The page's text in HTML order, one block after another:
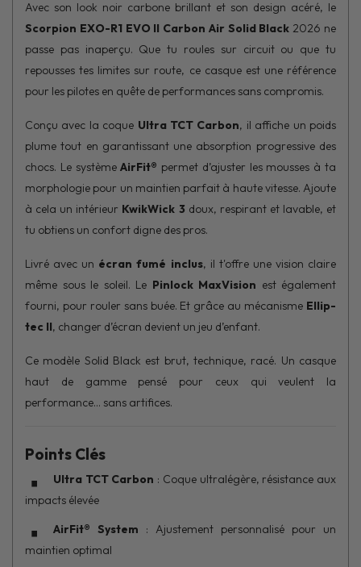
Avec son look noir carbone brillant et son design acéré, le
Scorpion EXO-R1 EVO II Carbon Air Solid Black 2026 ne
passe pas inaperçu. Que tu roules sur circuit ou que tu
repousses tes limites sur route, ce casque est une référence
pour les pilotes en quête de performances sans compromis.
Conçu avec la coque Ultra TCT Carbon, il affiche un poids
plume tout en garantissant une absorption progressive des
chocs. Le systèmeAirFit® permet d’ajuster les mousses à ta
morphologie pour un maintien parfait à haute vitesse. Ajoute
à cela un intérieur KwikWick 3 doux, respirant et lavable, et
tu obtiens un confort digne des pros.
Livré avec un écran fumé inclus, il t'offre une vision claire
même sous le soleil. Le Pinlock MaxVision est également
fourni, pour rouler sans buée. Et grâce au mécanisme Ellip-
tec II, changer d’écran devient un jeu d’enfant.
Ce modèle Solid Black est brut, technique, racé. Un casque
haut de gamme pensé pour ceux qui veulent la
performance… sans artifices.
Points Clés
Ultra TCT Carbon : Coque ultralégère, résistance aux
impacts élevée
AirFit® System : Ajustement personnalisé pour un
maintien optimal